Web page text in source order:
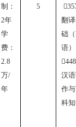
制：
2年
学
费：
2.8
万/
年
5

翻
础
语）
448
汉
作
科